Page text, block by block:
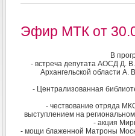
Эфир МТК от
В
- встреча депутата АОСД Д.
Архангельской области
- Централизованная
- чествование отряда
выступлением на
- акция
- мощи блаженной Матроны